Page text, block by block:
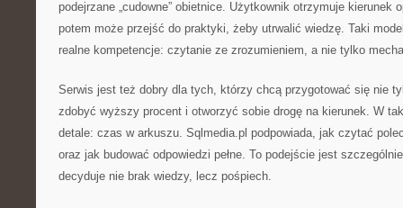
podejrzane „cudowne” obietnice. Użytkownik otrzymuje kierunek
potem może przejść do praktyki, żeby utrwalić wiedzę. Taki
realne kompetencje: czytanie ze zrozumieniem, a nie tylko
Serwis jest też dobry dla tych, którzy chcą przygotować się nie
zdobyć wyższy procent i otworzyć sobie drogę na kierunek. W
detale: czas w arkuszu. Sqlmedia.pl podpowiada, jak czytać
oraz jak budować odpowiedzi pełne. To podejście jest
decyduje nie brak wiedzy, lecz pośpiech.